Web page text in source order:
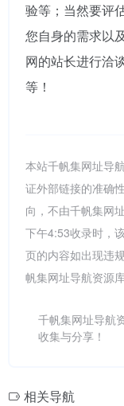
验等；当然要评
您自身的需求以
网的站长进行洽
等！
本站千帆集网址导
证外部链接的准确
向，不由千帆集网
下午4:53收录时，
页的内容如出现违
帆集网址导航资源
千帆集网址导航
收集与分享！
相关导航